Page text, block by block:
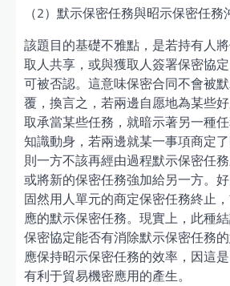
（2）默示保密任務與昭示保密任
該題目的基礎不雅點，是若持有人
取人共享，或與獲取人簽署保密協
可被否認。這意味保密合同不會被
覆，換言之，若兩邊自愿地為某些
取承當某些任務，就暗示著另一種
知識動身，若兩邊就某一事項商定
則一方不該再經由過程默示保密任
或將新的保密任務強加給另一方。
固然用人單元的商定保密任務終止
應的默示保密任務。現實上，此種
保密協定能否有消除默示保密任務
應保持昭示保密任務的效率，因這
有利于貿易機密應用的產生。